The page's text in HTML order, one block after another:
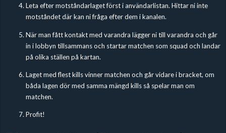
Leta efter motståndarlaget först i användarlistan. Hittar ni inte
motståndet där kan ni fråga efter dem i kanalen.
När man fått kontakt med varandra lägger ni till varandra och går
in i lobbyn tillsammans och startar matchen som squad och landar
på olika ställen på kartan.
Laget med flest kills vinner matchen och går vidare i bracket, om
båda lagen dör med samma mängd kills så spelar man om
matchen.
Profit!